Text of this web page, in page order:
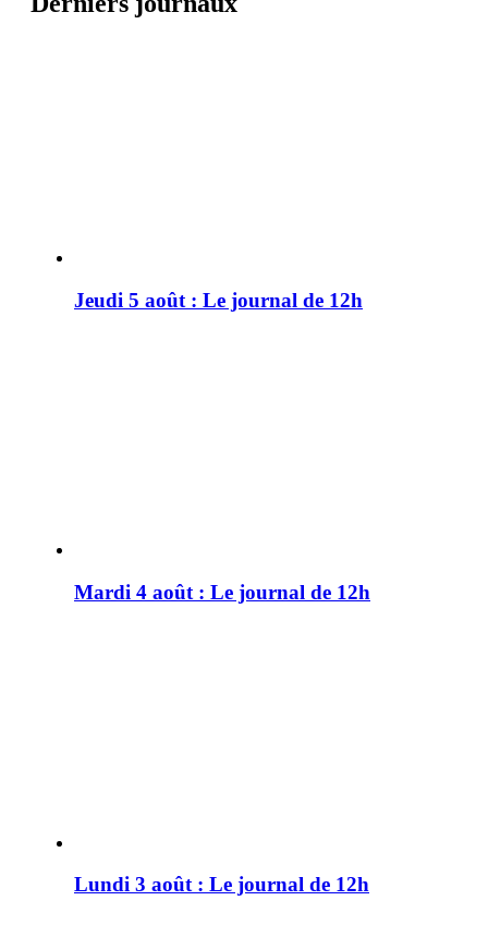
Jeudi 5 août : Le journal de 12h
Mardi 4 août : Le journal de 12h
Lundi 3 août : Le journal de 12h